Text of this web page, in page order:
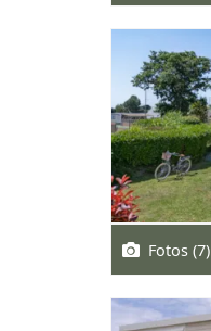
Fotos (7)